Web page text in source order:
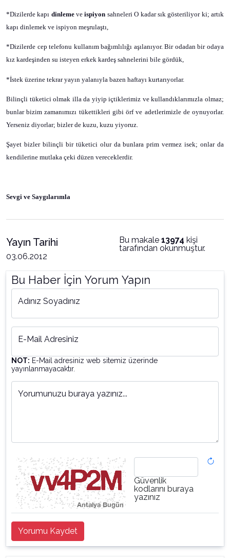
*Dizilerde kapı dinlemeveispiyon sahneleri O kadar sık gösteriliyor ki; artık
kapı dinlemek ve ispiyon meşrulaştı,
*Dizilerde cep telefonu kullanım bağımlılığı aşılanıyor. Bir odadan bir odaya
kız kardeşinden su isteyen erkek kardeş sahnelerini bile gördük,
*İstek üzerine tekrar yayın yalanıyla bazen haftayı kurtarıyorlar.
Bilinçli tüketici olmak illa da yiyip içtiklerimiz ve kullandıklarımızla olmaz;
bunlar bizim zamanımızı tükettikleri gibi örf ve adetlerimizle de oynuyorlar.
Yerseniz diyorlar; bizler de kuzu, kuzu yiyoruz.
Şayet bizler bilinçli bir tüketici olur da bunlara prim vermez isek; onlar da
kendilerine mutlaka çeki düzen vereceklerdir.
Sevgi ve Saygılarımla
Yayın Tarihi
03.06.2012
Bu makale 13974 kişi
tarafından okunmuştur.
Bu Haber İçin Yorum Yapın
Adınız Soyadınız
E-Mail Adresiniz
NOT: E-Mail adresiniz web sitemiz üzerinde
yayınlanmayacaktır.
Yorumunuzu buraya yazınız...
Güvenlik
kodlarını buraya
yazınız
Yorumu Kaydet